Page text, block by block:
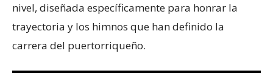
nivel, diseñada específicamente para honrar la
trayectoria y los himnos que han definido la
carrera del puertorriqueño.